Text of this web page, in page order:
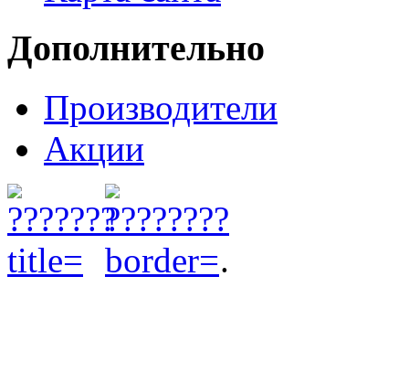
Дополнительно
Производители
Акции
.